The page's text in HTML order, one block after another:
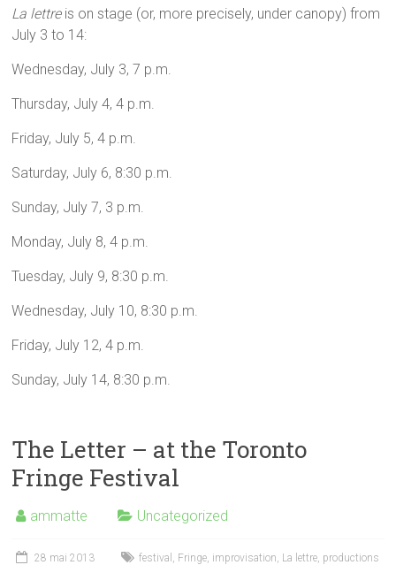
La lettre is on stage (or, more precisely, under canopy) from
July 3 to 14:
Wednesday, July 3, 7 p.m.
Thursday, July 4, 4 p.m.
Friday, July 5, 4 p.m.
Saturday, July 6, 8:30 p.m.
Sunday, July 7, 3 p.m.
Monday, July 8, 4 p.m.
Tuesday, July 9, 8:30 p.m.
Wednesday, July 10, 8:30 p.m.
Friday, July 12, 4 p.m.
Sunday, July 14, 8:30 p.m.
The Letter – at the Toronto
Fringe Festival
ammatte Uncategorized
28 mai 2013 festival Fringe improvisation La lettre productions